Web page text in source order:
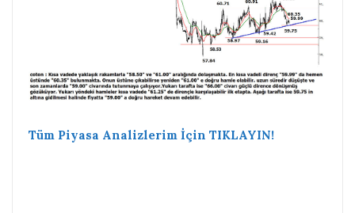
Tüm Piyasa Analizlerim İçin TIKLAYIN!